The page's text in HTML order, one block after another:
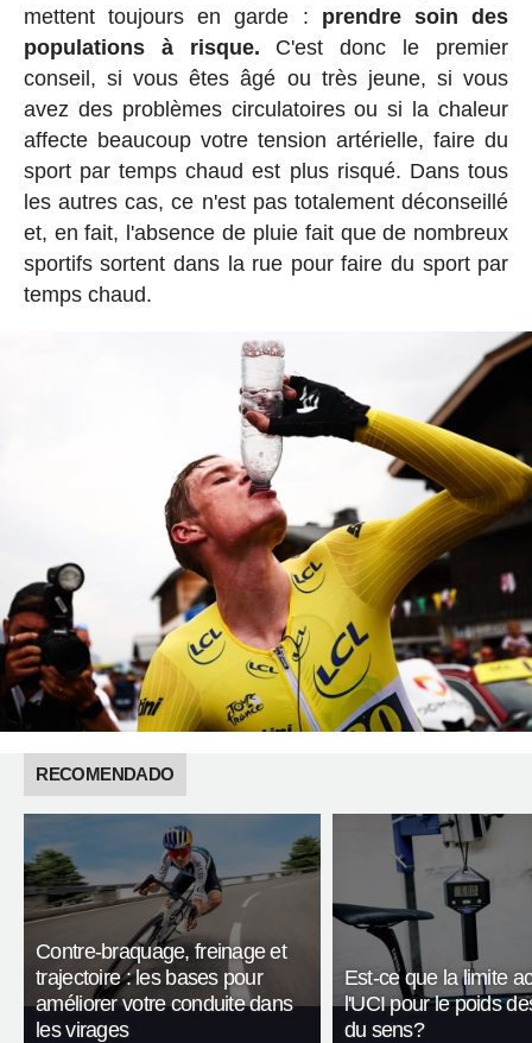
mettent toujours en garde : prendre soin des
populations à risque. C'est donc le premier
conseil, si vous êtes âgé ou très jeune, si vous
avez des problèmes circulatoires ou si la chaleur
affecte beaucoup votre tension artérielle, faire du
sport par temps chaud est plus risqué. Dans tous
les autres cas, ce n'est pas totalement déconseillé
et, en fait, l'absence de pluie fait que de nombreux
sportifs sortent dans la rue pour faire du sport par
temps chaud.
RECOMENDADO
Contre-braquage, freinage et
trajectoire : les bases pour
améliorer votre conduite dans
les virages
Est-ce que la limite
l'UCI pour le poids
du sens?